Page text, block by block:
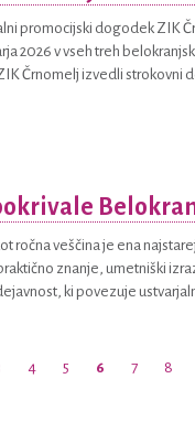
promocijski dogodek ZIK
2026 v vseh treh
Črnomelj izvedli strokovni
ročna veščina je ena
znanje, umetniški
ki povezuje
4 5 6 7 8